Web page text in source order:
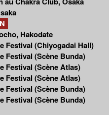
Hakodate
Festival (Chiyogadai Hall)
Festival (Scène Bunda)
Festival (Scène Atlas)
Festival (Scène Atlas)
Festival (Scène Bunda)
Festival (Scène Bunda)